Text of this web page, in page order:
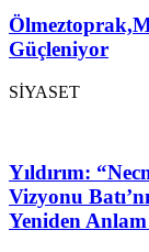
Güçleniyor
SİYASET
Yıldırım:
Vizyonu
Yeniden Anlam